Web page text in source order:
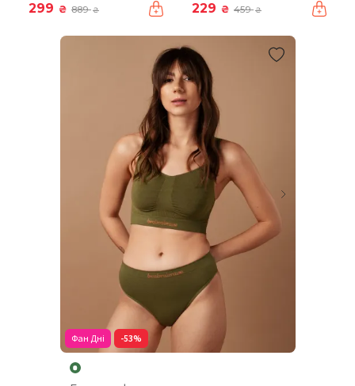
299 ₴ 889₴ 229 ₴ 459₴
Фан Дні -53%